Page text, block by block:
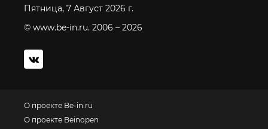
Пятница, 7 Август 2026 г.
© www.be-in.ru. 2006 – 2026
О проекте Be-in.ru
О проекте Beinopen